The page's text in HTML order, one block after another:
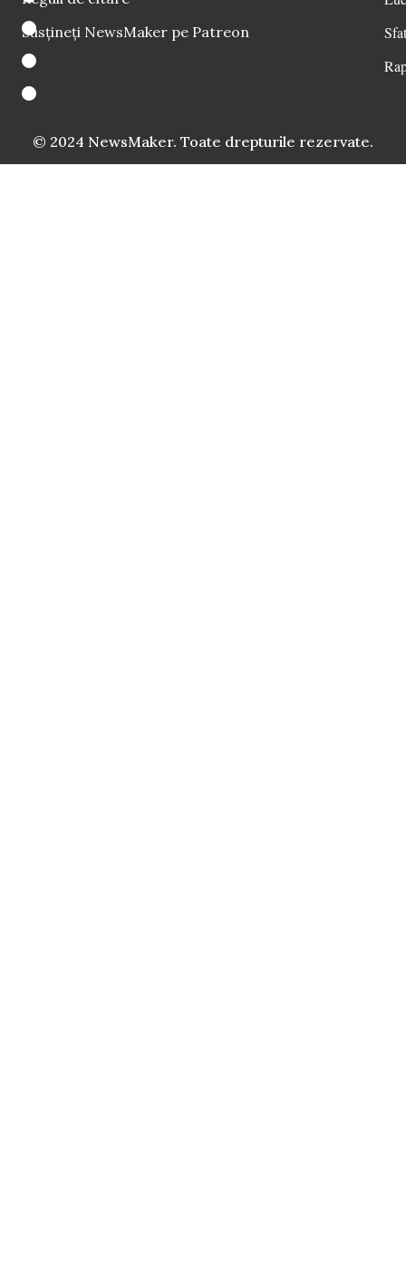
Susțineți NewsMaker pe Patreon
© 2024 NewsMaker. Toate drepturile rezervate.